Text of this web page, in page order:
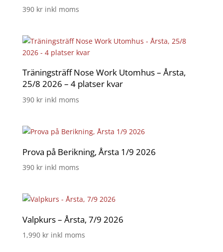
390 kr inkl moms
Träningsträff Nose Work Utomhus – Årsta,
25/8 2026 – 4 platser kvar
390 kr inkl moms
Prova på Berikning, Årsta 1/9 2026
390 kr inkl moms
Valpkurs – Årsta, 7/9 2026
1,990 kr inkl moms